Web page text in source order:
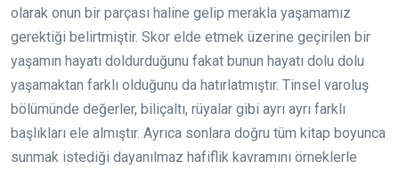
olarak onun bir parçası haline gelip merakla yaşamamız
gerektiği belirtmiştir. Skor elde etmek üzerine geçirilen bir
yaşamın hayatı doldurduğunu fakat bunun hayatı dolu dolu
yaşamaktan farklı olduğunu da hatırlatmıştır. Tinsel varoluş
bölümünde değerler, biliçaltı, rüyalar gibi ayrı ayrı farklı
başlıkları ele almıştır. Ayrıca sonlara doğru tüm kitap boyunca
sunmak istediği dayanılmaz hafiflik kavramını örneklerle